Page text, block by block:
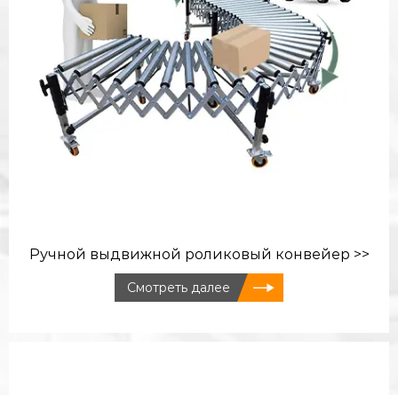
Ручной выдвижной роликовый конвейер >>
Смотреть далее